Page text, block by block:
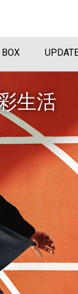
生活